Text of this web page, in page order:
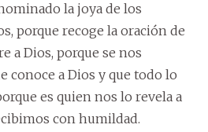
la joya de los
porque recoge la oración de
a Dios, porque se nos
conoce a Dios y que todo lo
es quien nos lo revela a
con humildad.